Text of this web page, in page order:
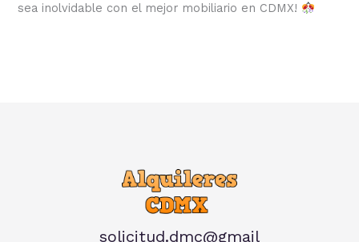
sea inolvidable con el mejor mobiliario en CDMX!
solicitud.dmc@gmail